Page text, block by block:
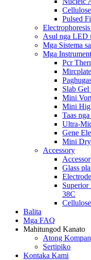
Pulsed
Asul nga LED
Mga Sistema
Mga
Pcr
Slab
Mini
Mini
Taas
Ultra-
Gene
Mini
Accessory
Glass
Superior
38C
Balita
Mga FAQ
Mahitungod Kanato
Atong
Sertipiko
Kontaka Kami